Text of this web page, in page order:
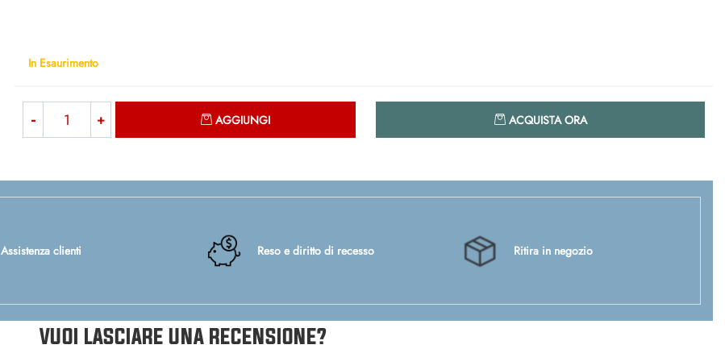
In Esaurimento
AGGIUNGI ACQUISTA ORA
Assistenza clienti Reso e diritto di recesso Ritira in negozio
VUOI LASCIARE UNA RECENSIONE?